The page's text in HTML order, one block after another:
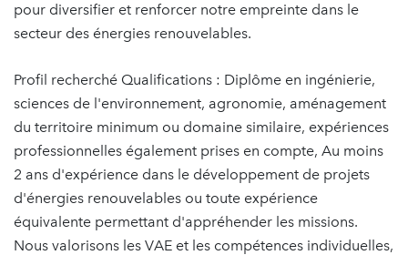
pour diversifier et renforcer notre empreinte dans le
secteur des énergies renouvelables.
Profil recherché Qualifications : Diplôme en ingénierie,
sciences de l'environnement, agronomie, aménagement
du territoire minimum ou domaine similaire, expériences
professionnelles également prises en compte, Au moins
2 ans d'expérience dans le développement de projets
d'énergies renouvelables ou toute expérience
équivalente permettant d'appréhender les missions.
Nous valorisons les VAE et les compétences individuelles,